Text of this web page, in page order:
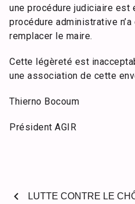
une procédure judiciaire est
procédure administrative
remplacer le maire.
Cette légèreté est
une association de cette
Thierno Bocoum
Président AGIR
chevron_left LUTTE CONTRE LE